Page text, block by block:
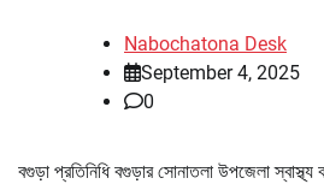
Nabochatona Desk
September 4, 2025
0
বগুড়া প্রতিনিধি বগুড়ার সোনাতলা উপজেলা